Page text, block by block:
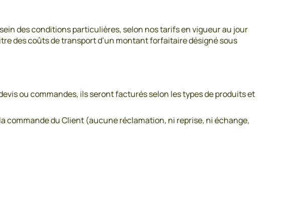
des conditions particulières, selon nos tarifs en vigueur au jour
des coûts de transport d’un montant forfaitaire désigné sous
ou commandes, ils seront facturés selon les types de produits et
commande du Client (aucune réclamation, ni reprise, ni échange,